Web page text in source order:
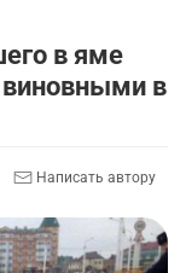
в яме
виновными в
Написать автору